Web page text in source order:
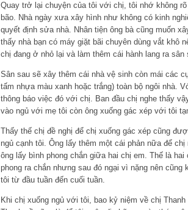
Quay trở lại chuyện của tôi với chị, tôi nhớ không
bão. Nhà ngày xưa xây hình như không có kinh
quyết định sửa nhà. Nhân tiện ông bà cũng muốn
thấy nhà bạn có máy giặt bãi chuyên dùng vắt khô
chị đang ở nhỏ lại và làm thêm cái hành lang ra sân
Sân sau sẽ xây thêm cái nhà vệ sinh còn mái các
tấm nhựa màu xanh hoặc trắng) toàn bộ ngôi nhà.
thông báo việc đó với chị. Ban đầu chị nghe thấy
vào ngủ với mẹ tôi còn ông xuống gác xép với tôi
Thấy thế chị đề nghị để chị xuống gác xép cũng
ngủ cạnh tôi. Ông lấy thêm một cái phản nữa để
ông lấy bình phong chắn giữa hai chị em. Thế là
phong ra chắn nhưng sau đó ngại vì nặng nên
tôi từ đầu tuần đến cuối tuần.
Khi chị xuống ngủ với tôi, bao kỷ niệm về chị